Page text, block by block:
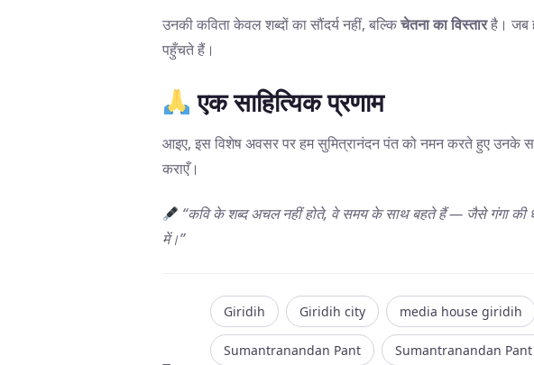
उनकी कविता केवल शब्दों का सौंदर्य नहीं, बल्किचेतना का विस्तारहै। जब
पहुँचते हैं।
एक साहित्यिक प्रणाम
आइए, इस विशेष अवसर पर हम सुमित्रानंदन पंत को नमन करते हुए उनके
कराएँ।
“कवि के शब्द अचल नहीं होते, वे समय के साथ बहते हैं — जैसे गंगा की
में।”
Giridih Giridih city media house giridih
Sumantranandan Pant Sumantranandan